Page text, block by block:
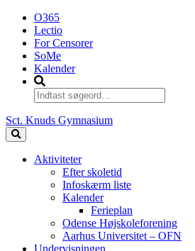
O365
Lectio
For Censorer
SoMe
Kalender
Sct. Knuds Gymnasium
Aktiviteter
Efter skoletid
Infoskærm liste
Kalender
Ferieplan
Odense Højskoleforening
Aarhus Universitet – OFN
Undervisningen